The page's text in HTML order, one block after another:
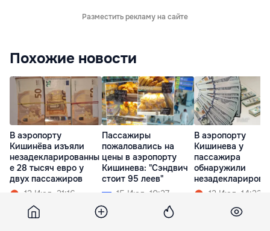
Разместить рекламу на сайте
Похожие новости
В аэропорту
Кишинёва изъяли
незадекларированны
е 28 тысяч евро у
двух пассажиров
13 Июл. 21:16
Пассажиры
пожаловались на
цены в аэропорту
Кишинева: "Сэндвич
стоит 95 леев"
15 Июл. 10:27
В аэропорту
Кишинева у
пассажира
обнаружили
ю валюту
13 Июл. 14:23